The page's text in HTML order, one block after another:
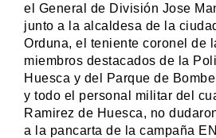
el General de División Jose
junto a la alcaldesa de la
Orduna, el teniente coronel de
miembros destacados de la
Huesca y del Parque de
y todo el personal militar del
Ramirez de Huesca, no
a la pancarta de la campaña